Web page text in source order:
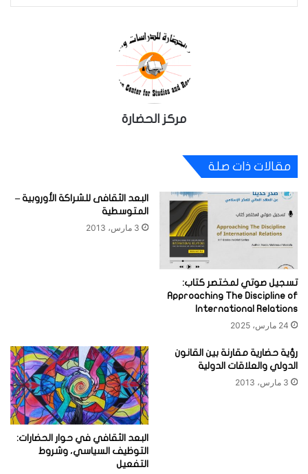
مركز الحضارة
مقالات ذات صلة
تسجيل صوتي لمختصر كتاب:
Approaching The Discipline of
International Relations
24 مارس، 2025
البعد الثقافى للشراكة الأوروبية –
المتوسطية
3 مارس، 2013
رؤية حضارية مقارنة بين القانون
الدولي والعلاقات الدولية
3 مارس، 2013
البعد الثقافي في حوار الحضارات:
التوظيف السياسي، وشروط
التفعيل